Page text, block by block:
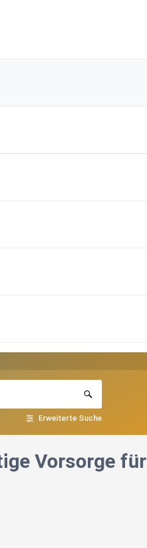
Erweiterte Suche
Vorsorge für